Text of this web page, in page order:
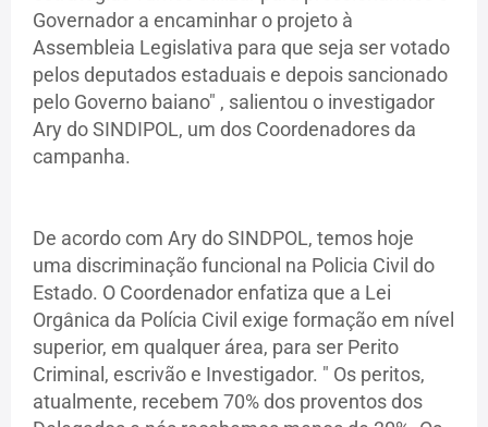
Governador a encaminhar o projeto à
Assembleia Legislativa para que seja ser votado
pelos deputados estaduais e depois sancionado
pelo Governo baiano" , salientou o investigador
Ary do SINDIPOL, um dos Coordenadores da
campanha.
De acordo com Ary do SINDPOL, temos hoje
uma discriminação funcional na Policia Civil do
Estado. O Coordenador enfatiza que a Lei
Orgânica da Polícia Civil exige formação em nível
superior, em qualquer área, para ser Perito
Criminal, escrivão e Investigador. " Os peritos,
atualmente, recebem 70% dos proventos dos